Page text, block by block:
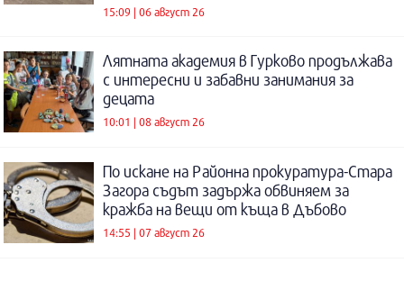
15:09 | 06 август 26
Лятната академия в Гурково продължава
с интересни и забавни занимания за
децата
10:01 | 08 август 26
По искане на Районна прокуратура-Стара
Загора съдът задържа обвиняем за
кражба на вещи от къща в Дъбово
14:55 | 07 август 26